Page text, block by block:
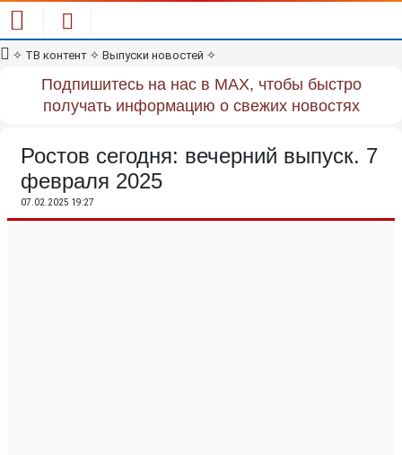
✧ ТВ контент ✧ Выпуски новостей ✧
Подпишитесь на нас в MAX, чтобы быстро
получать информацию о свежих новостях
Ростов сегодня: вечерний выпуск. 7
февраля 2025
07.02.2025 19:27